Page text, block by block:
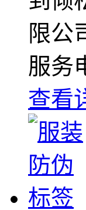
限公
服务
查看